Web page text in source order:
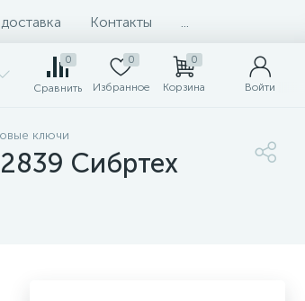
Контакты
0
Сравнить
0
Избранное
0
Корзина Войти
ключи
Сибртех